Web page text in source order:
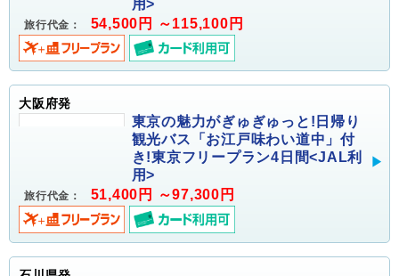
用>
旅行代金： 54,500円 ～115,100円
大阪府発
東京の魅力がぎゅぎゅっと!日帰り
観光バス「お江戸味わい道中」付
き!東京フリープラン4日間<JAL利
用>
旅行代金： 51,400円 ～97,300円